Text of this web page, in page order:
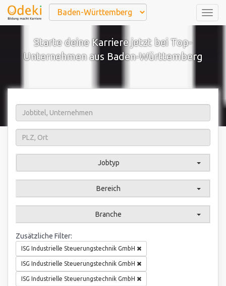
Starte deine Karriere jetzt bei Top-
Unternehmen aus Baden-Württemberg
Jobtyp
Bereich
Branche
Zusätzliche Filter:
ISG Industrielle Steuerungstechnik GmbH
ISG Industrielle Steuerungstechnik GmbH
ISG Industrielle Steuerungstechnik GmbH